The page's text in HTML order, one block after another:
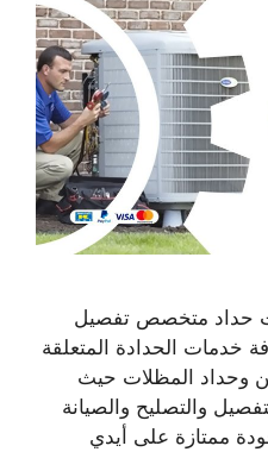
حداد متخصص تفصيل
خدمات الحدادة المتعلقة
وحداد المظلات حيث
والتصليح والصيانة
ممتازة على أيدي